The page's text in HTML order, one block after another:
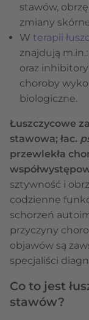
stawów,
zmiany
W terapii
znajdują
oraz
choroby
biologiczne.
Łuszczycowe
stawowa; łac.
przewlekła
sztywność i
codzienne
schorzeń
przyczyny
objawów są
specjaliści
Co to jest
stawów?